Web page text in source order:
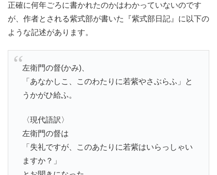
正確に何年ごろに書かれたのかはわかっていないのです
が、作者とされる紫式部が書いた『紫式部日記』に以下の
ような記述があります。
左衛門の督(かみ)、
「あなかしこ、このわたりに若紫やさぶらふ」と
うかがひ給ふ。
〈現代語訳〉
左衛門の督は
「失礼ですが、このあたりに若紫はいらっしゃい
ますか？」